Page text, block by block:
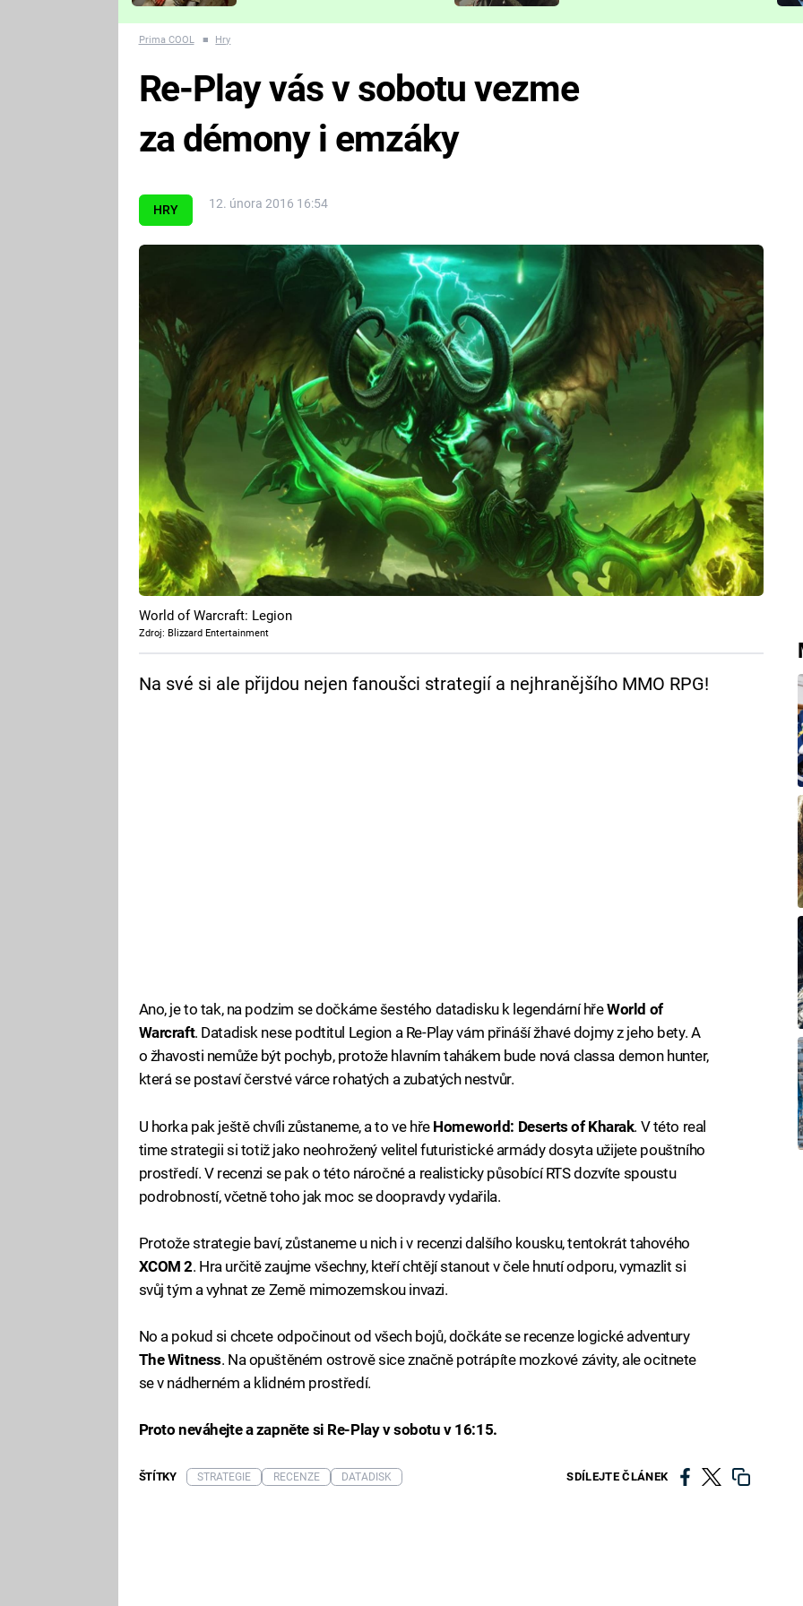
nejvíc zvednou tep?
Prima COOL ■ Hry
HRY 12. února 2016 16:54
Re-Play vás v sobotu vezme
za démony i emzáky
World of Warcraft: Legion
Zdroj: Blizzard Entertainment
Na své si ale přijdou nejen fanoušci strategií a nejhranějšího MMO RPG!
Ano, je to tak, na podzim se dočkáme šestého datadisku k legendární hřeWorld of
Warcraft. Datadisk nese podtitul Legion a Re-Play vám přináší žhavé dojmy z jeho bety. A
o žhavosti nemůže být pochyb, protože hlavním tahákem bude nová classa demon hunter,
která se postaví čerstvé várce rohatých a zubatých nestvůr.
U horka pak ještě chvíli zůstaneme, a to ve hře Homeworld: Deserts of Kharak. V této real
time strategii si totiž jako neohrožený velitel futuristické armády dosyta užijete pouštního
prostředí. V recenzi se pak o této náročné a realisticky působící RTS dozvíte spoustu
podrobností, včetně toho jak moc se doopravdy vydařila.
Protože strategie baví, zůstaneme u nich i v recenzi dalšího kousku, tentokrát tahového
XCOM 2. Hra určitě zaujme všechny, kteří chtějí stanout v čele hnutí odporu, vymazlit si
svůj tým a vyhnat ze Země mimozemskou invazi.
No a pokud si chcete odpočinout od všech bojů, dočkáte se recenze logické adventury
The Witness. Na opuštěném ostrově sice značně potrápíte mozkové závity, ale ocitnete
se v nádherném a klidném prostředí.
Proto neváhejte a zapněte si Re-Play v sobotu v 16:15.
SDÍLEJTE ČLÁNEK
ŠTÍTKY STRATEGIE RECENZE DATADISK